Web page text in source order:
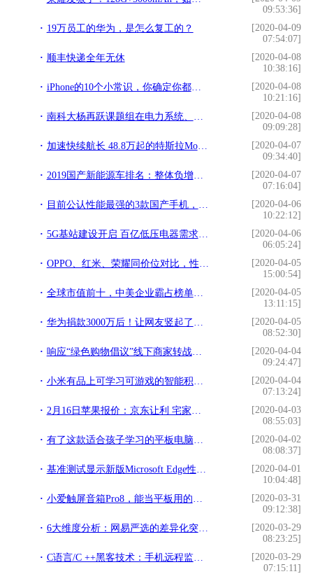
09:53:36]
19万员工的华为，是怎么复工的？
[2020-04-09
07:54:07]
顺丰快递全年无休
[2020-04-08
10:38:16]
iPhone的10个小常识，你确定你都知道吗？
[2020-04-08
10:21:16]
南科大杨再跃课题组在电力系统、机器学习等领域取得重要研究成果
[2020-04-08
09:09:28]
加速快续航长 48.8万起的特斯拉Model Y怎么选？
[2020-04-07
09:34:40]
2019国产新能源车排名：整体负增长 合资企业销量提升
[2020-04-07
07:16:04]
目前公认性能最强的3款国产手机，颜值性能兼具，用三年不落伍
[2020-04-06
10:22:12]
5G基站建设开启 百亿低压电器需求爆发
[2020-04-06
06:05:24]
OPPO、红米、荣耀同价位对比，性价比手机这样选准没错
[2020-04-05
15:00:54]
全球市值前十，中美企业霸占榜单，如何在未来十年里长盛不衰
[2020-04-05
13:11:15]
华为捐款3000万后！让网友竖起了大拇指
[2020-04-05
08:52:30]
响应“绿色购物倡议”线下商家转战线上，开直播卖手机推家电
[2020-04-04
09:24:47]
小米有品上可学习可游戏的智能积木，魔粒小木机器人
[2020-04-04
07:13:24]
2月16日苹果报价：京东让利 宅家购心仪的iPhone
[2020-04-03
08:55:03]
有了这款适合孩子学习的平板电脑，做作业也能母慈子孝
[2020-04-02
08:08:37]
基准测试显示新版Microsoft Edge性能要比经典版高出10%左右
[2020-04-01
10:04:48]
小爱触屏音箱Pro8，能当平板用的智能音箱
[2020-03-31
09:12:38]
6大维度分析：网易严选的差异化突围之路
[2020-03-29
08:23:25]
C语言/C ++黑客技术：手机远程监控关机系统
[2020-03-29
07:15:11]